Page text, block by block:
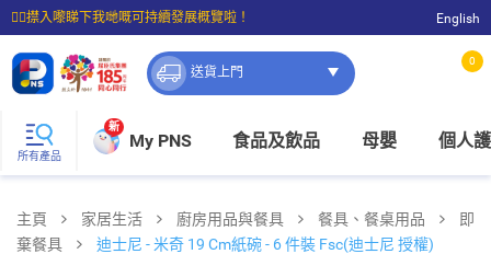
☝🏼㩒入嚟睇下我哋嘅可持續發展概覽啦！
⭐購物滿$399即享免費送貨；滿$100即可免費店取。
English
送貨上門
0
所有產品
新
My PNS 食品及飲品 母嬰 個人
主頁 家居生活 廚房用品與餐具 餐具、餐桌用品
即
棄餐具
迪士尼 - 米奇 19 Cm紙碗 - 6 件裝 Fsc(迪士尼 授權)